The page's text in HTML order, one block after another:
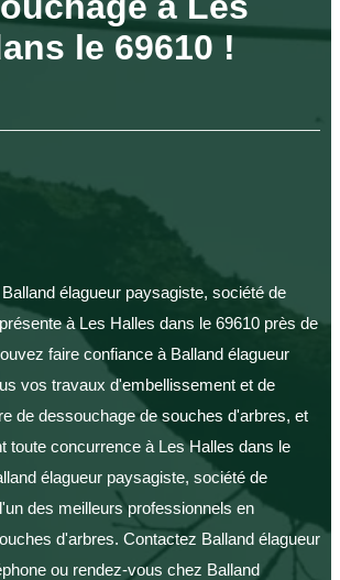
le 69610 !
élagueur paysagiste, société de
à Les Halles dans le 69610 près de
faire confiance à Balland élagueur
vos travaux d'embellissement et de
de dessouchage de souches d'arbres, et
toute concurrence à Les Halles dans le
élagueur paysagiste, société de
des meilleurs professionnels en
d'arbres. Contactez Balland élagueur
ou rendez-vous chez Balland